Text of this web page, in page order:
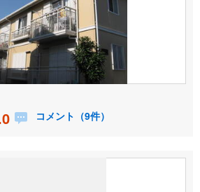
コメント（9件）